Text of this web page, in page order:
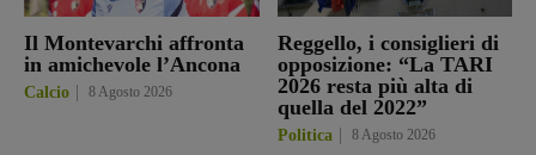
Il Montevarchi affronta
in amichevole l’Ancona
Calcio 8 Agosto 2026
Reggello, i consiglieri di
opposizione: “La TARI
2026 resta più alta di
quella del 2022”
Politica 8 Agosto 2026